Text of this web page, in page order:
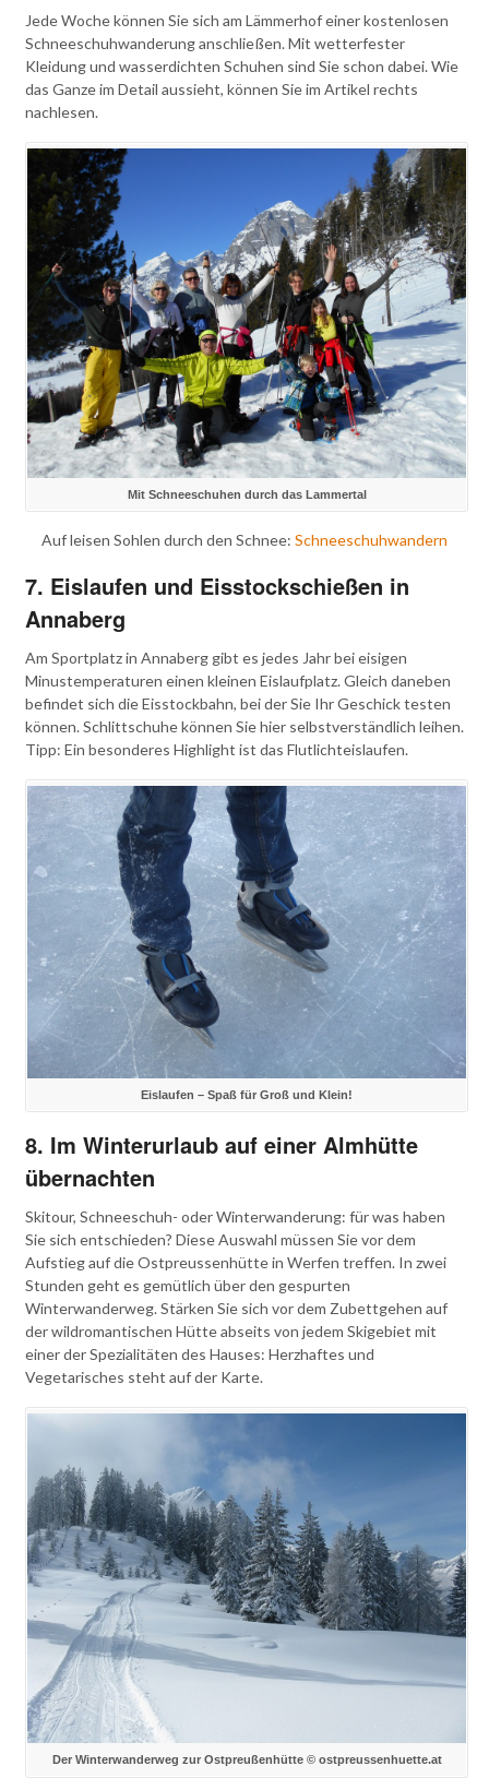
Jede Woche können Sie sich am Lämmerhof einer kostenlosen
Schneeschuhwanderung anschließen. Mit wetterfester
Kleidung und wasserdichten Schuhen sind Sie schon dabei. Wie
das Ganze im Detail aussieht, können Sie im Artikel rechts
nachlesen.
Mit Schneeschuhen durch das Lammertal
Auf leisen Sohlen durch den Schnee: Schneeschuhwandern
7. Eislaufen und Eisstockschießen in
Annaberg
Am Sportplatz in Annaberg gibt es jedes Jahr bei eisigen
Minustemperaturen einen kleinen Eislaufplatz. Gleich daneben
befindet sich die Eisstockbahn, bei der Sie Ihr Geschick testen
können. Schlittschuhe können Sie hier selbstverständlich leihen.
Tipp: Ein besonderes Highlight ist das Flutlichteislaufen.
Eislaufen – Spaß für Groß und Klein!
8. Im Winterurlaub auf einer Almhütte
übernachten
Skitour, Schneeschuh- oder Winterwanderung: für was haben
Sie sich entschieden? Diese Auswahl müssen Sie vor dem
Aufstieg auf die Ostpreussenhütte in Werfen treffen. In zwei
Stunden geht es gemütlich über den gespurten
Winterwanderweg. Stärken Sie sich vor dem Zubettgehen auf
der wildromantischen Hütte abseits von jedem Skigebiet mit
einer der Spezialitäten des Hauses: Herzhaftes und
Vegetarisches steht auf der Karte.
Der Winterwanderweg zur Ostpreußenhütte © ostpreussenhuette.at